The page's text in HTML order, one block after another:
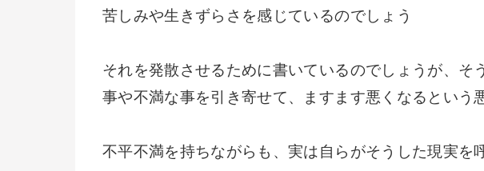
苦しみや生きずらさを感じているのでしょう
それを発散させるために書いているのでしょうが、そ
事や不満な事を引き寄せて、ますます悪くなるという
不平不満を持ちながらも、実は自らがそうした現実を